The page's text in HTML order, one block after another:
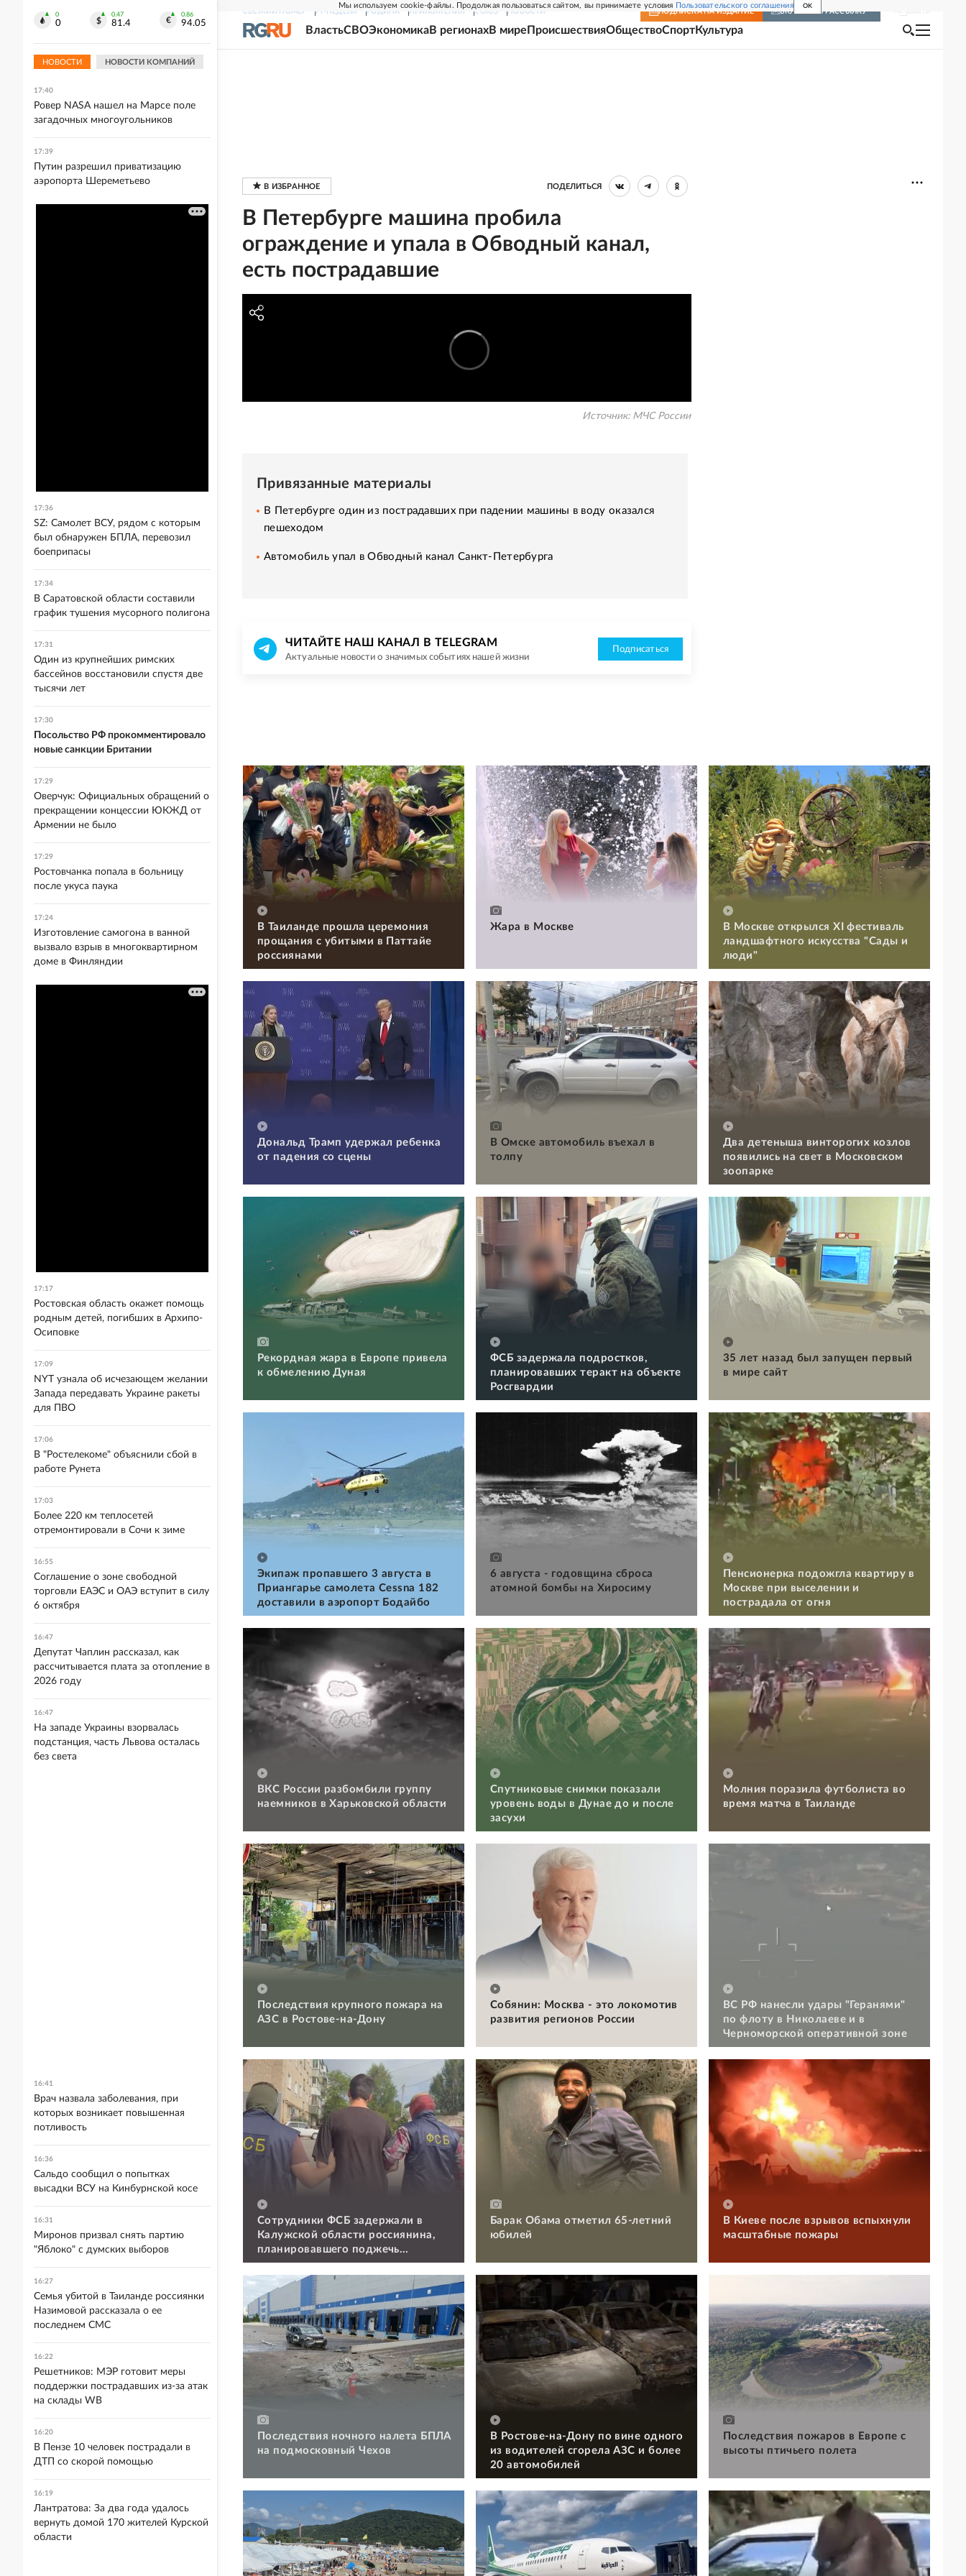
Мы используем cookie-файлы. Продолжая пользоваться сайтом, вы принимаете условия Пользовательского соглашения OK
СВЕЖИЙ НОМЕР РГ-НЕДЕЛЯ РОДИНА ПРИЛОЖЕНИЯ СОЮЗ НОВОСТИ ПОДПИСКА НА ИЗДАНИЕ ВКЛЮЧИТЬ РАССЫЛКУ
ВластьСВОЭкономикаВ регионахВ мире ПроисшествияОбществоСпортКультура
ПОДЕЛИТЬСЯ
В Петербурге машина пробила
ограждение и упала в Обводный канал,
есть пострадавшие
Источник: МЧС России
Привязанные материалы
В Петербурге один из пострадавших при падении машины в воду оказался
пешеходом
Автомобиль упал в Обводный канал Санкт-Петербурга
ЧИТАЙТЕ НАШ КАНАЛ В TELEGRAM
Актуальные новости о значимых событиях нашей жизни
Подписаться
В Таиланде прошла церемония
прощания с убитыми в Паттайе
россиянами
Жара в Москве
В Москве открылся XI фестиваль
ландшафтного искусства "Сады и
люди"
Дональд Трамп удержал ребенка
от падения со сцены
В Омске автомобиль въехал в
толпу
Два детеныша винторогих козлов
появились на свет в Московском
зоопарке
Рекордная жара в Европе привела
к обмелению Дуная
ФСБ задержала подростков,
планировавших теракт на объекте
Росгвардии
35 лет назад был запущен первый
в мире сайт
Экипаж пропавшего 3 августа в
Приангарье самолета Cessna 182
доставили в аэропорт Бодайбо
6 августа - годовщина сброса
атомной бомбы на Хиросиму
Пенсионерка подожгла квартиру в
Москве при выселении и
пострадала от огня
ВКС России разбомбили группу
наемников в Харьковской области
Спутниковые снимки показали
уровень воды в Дунае до и после
засухи
Молния поразила футболиста во
время матча в Таиланде
Последствия крупного пожара на
АЗС в Ростове-на-Дону
Собянин: Москва - это локомотив
развития регионов России
ВС РФ нанесли удары "Геранями"
по флоту в Николаеве и в
Черноморской оперативной зоне
Сотрудники ФСБ задержали в
Калужской области россиянина,
планировавшего поджечь
военкомат
Барак Обама отметил 65-летний
юбилей
В Киеве после взрывов вспыхнули
масштабные пожары
Последствия ночного налета БПЛА
на подмосковный Чехов
В Ростове-на-Дону по вине одного
из водителей сгорела АЗС и более
20 автомобилей
Последствия пожаров в Европе с
высоты птичьего полета
0
0
0.47
81.4
0.86
94.05
НОВОСТИ НОВОСТИ КОМПАНИЙ
17:42
которыми сталкивались
17:40
Ровер NASA нашел на Марсе поле
загадочных многоугольников
17:39
Путин разрешил приватизацию
аэропорта Шереметьево
17:36
SZ: Самолет ВСУ, рядом с которым
был обнаружен БПЛА, перевозил
боеприпасы
17:34
В Саратовской области составили
график тушения мусорного полигона
17:31
Один из крупнейших римских
бассейнов восстановили спустя две
тысячи лет
17:30
Посольство РФ прокомментировало
новые санкции Британии
17:29
Оверчук: Официальных обращений о
прекращении концессии ЮКЖД от
Армении не было
17:29
Ростовчанка попала в больницу
после укуса паука
17:24
Изготовление самогона в ванной
вызвало взрыв в многоквартирном
доме в Финляндии
17:17
Ростовская область окажет помощь
родным детей, погибших в Архипо-
Осиповке
17:09
NYT узнала об исчезающем желании
Запада передавать Украине ракеты
для ПВО
17:06
В "Ростелекоме" объяснили сбой в
работе Рунета
17:03
Более 220 км теплосетей
отремонтировали в Сочи к зиме
16:55
Соглашение о зоне свободной
торговли ЕАЭС и ОАЭ вступит в силу
6 октября
16:47
Депутат Чаплин рассказал, как
рассчитывается плата за отопление в
2026 году
16:47
На западе Украины взорвалась
подстанция, часть Львова осталась
без света
16:41
Врач назвала заболевания, при
которых возникает повышенная
потливость
16:36
Сальдо сообщил о попытках
высадки ВСУ на Кинбурнской косе
16:31
Миронов призвал снять партию
"Яблоко" с думских выборов
16:27
Семья убитой в Таиланде россиянки
Назимовой рассказала о ее
последнем СМС
16:22
Решетников: МЭР готовит меры
поддержки пострадавших из-за атак
на склады WB
16:20
В Пензе 10 человек пострадали в
ДТП со скорой помощью
16:19
Лантратова: За два года удалось
вернуть домой 170 жителей Курской
области